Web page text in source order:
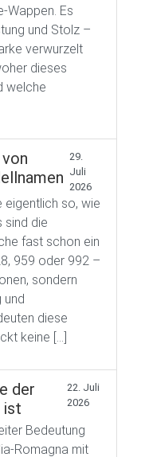
Wappen. Es
und Stolz –
verwurzelt
dieses
welche
29.
Juli
2026
eigentlich so, wie
die
fast schon ein
959 oder 992 –
sondern
und
diese
keine […]
der
ist
22. Juli
2026
Bedeutung
Romagna mit